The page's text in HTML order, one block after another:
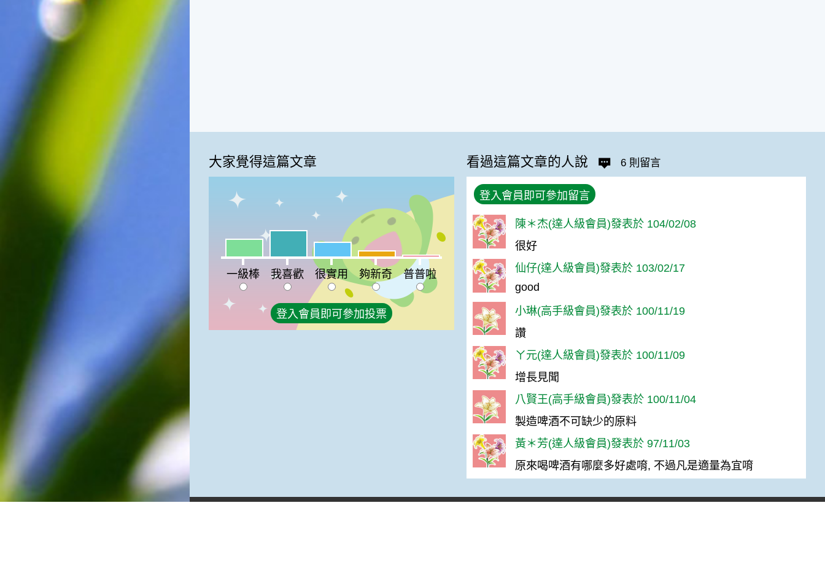
俗諺的意思是：立秋這一天如
果打雷，對二期水稻的收成會
有不好的影響。所以對農夫而
喔！2.「六月秋，快溜溜；七
如果立秋這一天是在農曆六
月，則天氣會持續穩定，今年
大家覺得這篇文章
我喜歡:39%
很實用:22%
夠新奇:9%普普啦:3%
一級棒
我喜歡 很實用 夠新奇 普普啦
登入會員即可參加投票
看過這篇文章的人說 6 則留言
登入會員即可參加留言
陳＊杰(達人級會員)發表於 104/02/08
很好
仙仔(達人級會員)發表於 103/02/17
good
小琳(高手級會員)發表於 100/11/19
讚
ㄚ元(達人級會員)發表於 100/11/09
增長見聞
八賢王(高手級會員)發表於 100/11/04
製造啤酒不可缺少的原料
黃＊芳(達人級會員)發表於 97/11/03
原來喝啤酒有哪麼多好處唷, 不過凡是適量為宜唷